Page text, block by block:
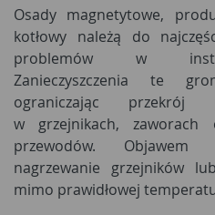
Osady magnetytowe,
kotłowy należą do
problemów w
Zanieczyszczenia te
ograniczając przekrój
w grzejnikach, zaworach
przewodów. Objawem
nagrzewanie grzejników
mimo prawidłowej